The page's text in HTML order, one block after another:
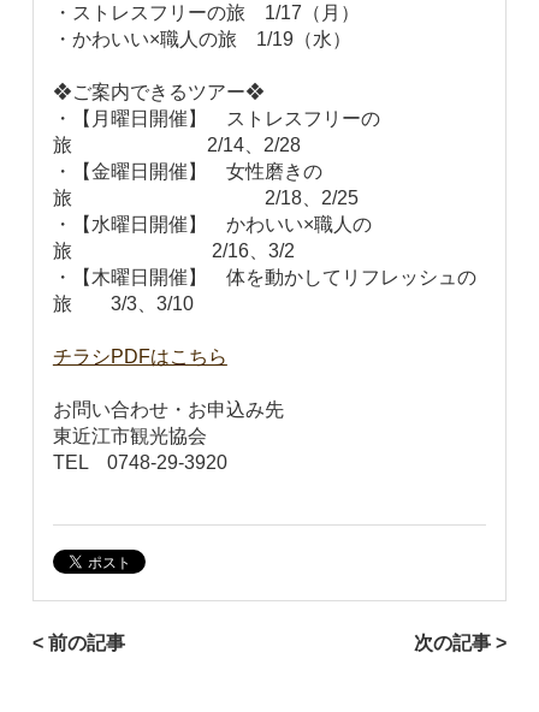
・ストレスフリーの旅 1/17（月）
・かわいい×職人の旅 1/19（水）
❖ご案内できるツアー❖
・【月曜日開催】 ストレスフリーの
旅 2/14、2/28
・【金曜日開催】 女性磨きの
旅 2/18、2/25
・【水曜日開催】 かわいい×職人の
旅 2/16、3/2
・【木曜日開催】 体を動かしてリフレッシュの
旅 3/3、3/10
チラシPDFはこちら
お問い合わせ・お申込み先
東近江市観光協会
TEL 0748-29-3920
< 前の記事 次の記事 >